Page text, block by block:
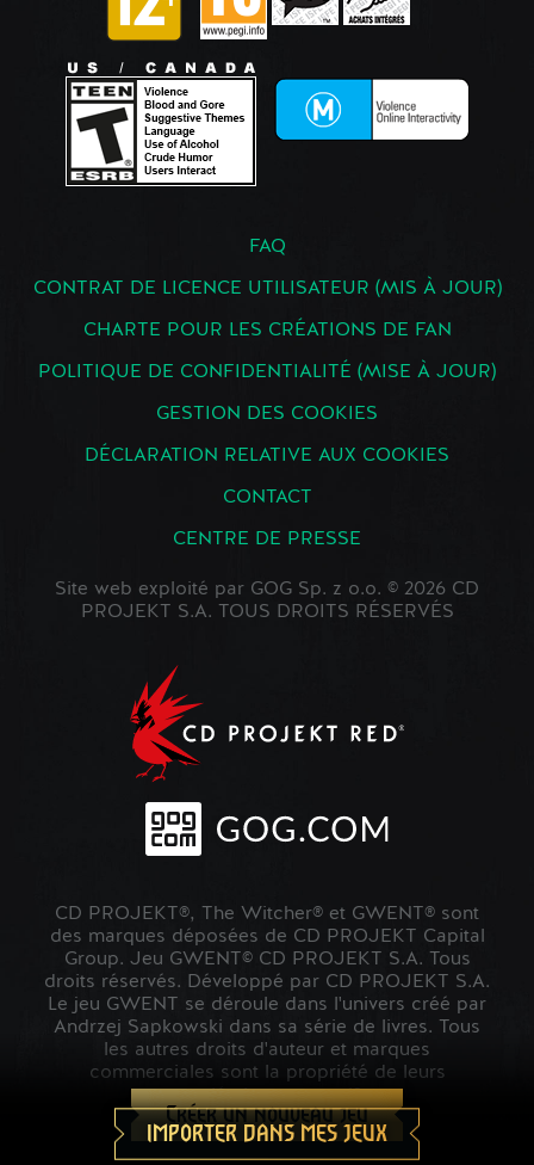
Créer un nouveau jeu
IMPORTER DANS MES JEUX
FAQ
CONTRAT DE LICENCE UTILISATEUR (MIS À JOUR)
CHARTE POUR LES CRÉATIONS DE FAN
POLITIQUE DE CONFIDENTIALITÉ (MISE À JOUR)
GESTION DES COOKIES
DÉCLARATION RELATIVE AUX COOKIES
CONTACT
CENTRE DE PRESSE
Site web exploité par GOG Sp. z o.o. © 2026 CD
PROJEKT S.A. TOUS DROITS RÉSERVÉS
CD PROJEKT®, The Witcher® et GWENT® sont
des marques déposées de CD PROJEKT Capital
Group. Jeu GWENT© CD PROJEKT S.A. Tous
droits réservés. Développé par CD PROJEKT S.A.
Le jeu GWENT se déroule dans l'univers créé par
Andrzej Sapkowski dans sa série de livres. Tous
les autres droits d'auteur et marques
commerciales sont la propriété de leurs
propriétaires respectifs.